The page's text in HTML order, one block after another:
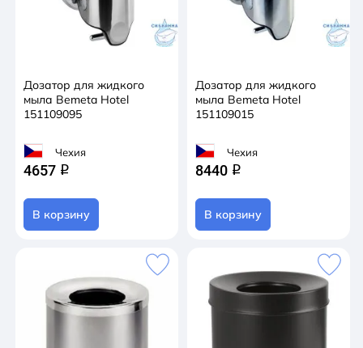
Дозатор для жидкого
мыла Bemeta Hotel
151109095
Чехия
4657 q
В корзину
Дозатор для жидкого
мыла Bemeta Hotel
151109015
Чехия
8440 q
В корзину